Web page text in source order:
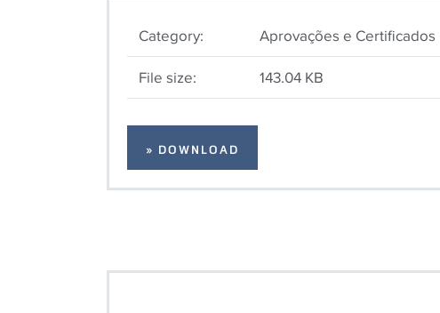
Category:
Aprovações e Certificados
File size:
143.04 KB
» DOWNLOAD